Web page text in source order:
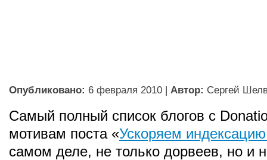
Опубликовано: 6 февраля 2010 | Автор: Сергей
Самый полный список блогов с
мотивам поста «Ускоряем
самом деле, не только дорвеев, но и